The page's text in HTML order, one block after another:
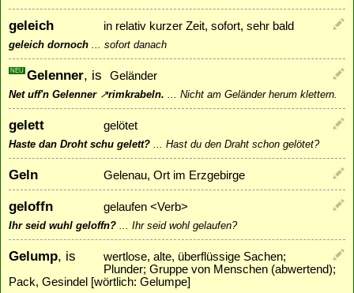
geleich in relativ kurzer Zeit, sofort, sehr bald
geleich dornoch sofort danach
NEU Gelenner, is Geländer
Net uff'n Gelenner ↗rimkrabeln. Nicht am Geländer herum klettern.
gelett gelötet
Haste dan Droht schu gelett? Hast du den Draht schon gelötet?
Geln Gelenau, Ort im Erzgebirge
geloffn gelaufen <Verb>
Ihr seid wuhl geloffn? Ihr seid wohl gelaufen?
Gelump, is
wertlose, alte, überflüssige Sachen;
Plunder; Gruppe von Menschen (abwertend);
Pack, Gesindel [wörtlich: Gelumpe]